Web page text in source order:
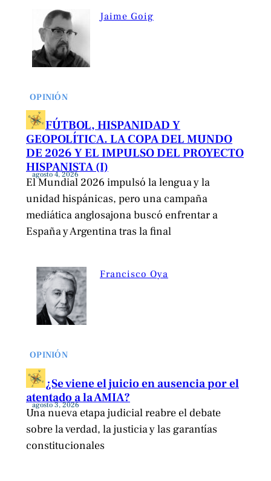
Jaime Goig
OPINIÓN
FÚTBOL, HISPANIDAD Y
GEOPOLÍTICA. LA COPA DEL MUNDO
DE 2026 Y EL IMPULSO DEL PROYECTO
HISPANISTA (I)
agosto 4, 2026
El Mundial 2026 impulsó la lengua y la
unidad hispánicas, pero una campaña
mediática anglosajona buscó enfrentar a
España y Argentina tras la final
Francisco Oya
OPINIÓN
¿Se viene el juicio en ausencia por el
atentado a la AMIA?
agosto 3, 2026
Una nueva etapa judicial reabre el debate
sobre la verdad, la justicia y las garantías
constitucionales